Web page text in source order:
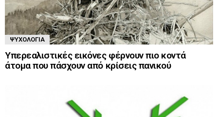
ΨΥΧΟΛΟΓΊΑ
Υπερεαλιστικές εικόνες φέρνουν πιο κοντά
άτομα που πάσχουν από κρίσεις πανικού